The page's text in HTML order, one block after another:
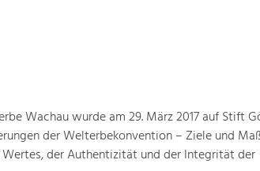
Wachau wurde am 29. März 2017 auf Stift
der Welterbekonvention – Ziele und
der Authentizität und der Integrität der